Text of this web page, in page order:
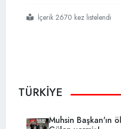
#erzincandaki
#maden
#ocağını
#işleten
#kanadalı
#şirketin
#tüm
#izin
#ve
#lisansları
#iptal
#edildiİçerik 2670 kez listelendi
TÜRKİYE
Muhsin Başkan'ın